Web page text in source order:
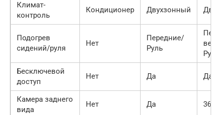
Климат-
контроль
Кондиционер Двухзонный
Подогрев
сидений/руля
Нет
Передние/
Руль
Руль
Бесключевой
доступ
Нет Да Да
Камера заднего
вида
Нет Да 360°